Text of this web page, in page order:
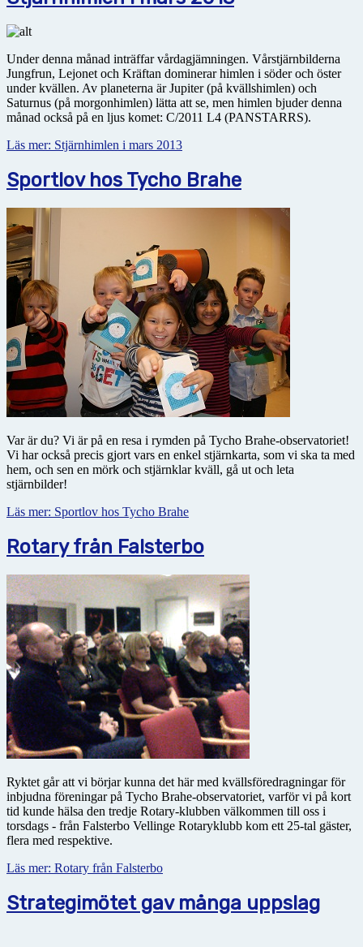
Under denna månad inträffar vårdagjämningen. Vårstjärnbilderna
Jungfrun, Lejonet och Kräftan dominerar himlen i söder och öster
under kvällen. Av planeterna är Jupiter (på kvällshimlen) och
Saturnus (på morgonhimlen) lätta att se, men himlen bjuder denna
månad också på en ljus komet: C/2011 L4 (PANSTARRS).
Läs mer: Stjärnhimlen i mars 2013
Sportlov hos Tycho Brahe
Var är du? Vi är på en resa i rymden på Tycho Brahe-observatoriet!
Vi har också precis gjort vars en enkel stjärnkarta, som vi ska ta med
hem, och sen en mörk och stjärnklar kväll, gå ut och leta
stjärnbilder!
Läs mer: Sportlov hos Tycho Brahe
Rotary från Falsterbo
Ryktet går att vi börjar kunna det här med kvällsföredragningar för
inbjudna föreningar på Tycho Brahe-observatoriet, varför vi på kort
tid kunde hälsa den tredje Rotary-klubben välkommen till oss i
torsdags - från Falsterbo Vellinge Rotaryklubb kom ett 25-tal gäster,
flera med respektive.
Läs mer: Rotary från Falsterbo
Strategimötet gav många uppslag